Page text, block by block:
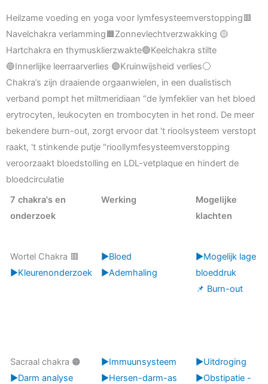
Heilzame voeding en yoga voor lymfesysteemverstopping🟥
Navelchakra verlamming🟧Zonnevlechtverzwakking 🟡
Hartchakra en thymusklierzwakte🟢Keelchakra stilte
🔵Innerlijke leerraarverlies 🟣Kruinwijsheid verlies⚪
Chakra’s zijn draaiende orgaanwielen, in een dualistisch
verband pompt het miltmeridiaan “de lymfeklier van het bloed
erytrocyten, leukocyten en trombocyten in het rond. De meer
bekendere burn-out, zorgt ervoor dat 't rioolsysteem verstopt
raakt, 't stinkende putje "rioollymfesysteemverstopping
veroorzaakt bloedstolling en LDL-vetplaque en hindert de
bloedcirculatie
7 chakra's en
onderzoek
Werking
Mogelijke
klachten
Wortel Chakra 🟥
▶️Kleurenonderzoek
▶️Bloed
▶️Ademhaling
▶️Mogelijk lage
bloeddruk
📌 Burn-out
Sacraal chakra 🟠
▶️Darm analyse
▶️Immuunsysteem
▶️Hersen-darm-as
▶️Uitdroging
▶️Obstipatie -